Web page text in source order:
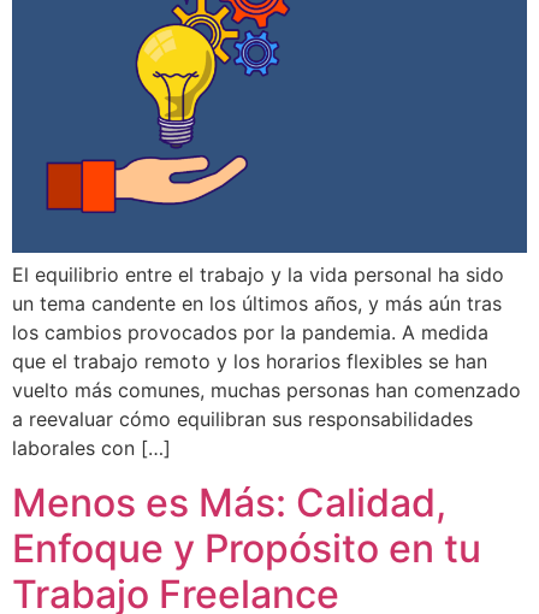
El equilibrio entre el trabajo y la vida personal ha sido
un tema candente en los últimos años, y más aún tras
los cambios provocados por la pandemia. A medida
que el trabajo remoto y los horarios flexibles se han
vuelto más comunes, muchas personas han comenzado
a reevaluar cómo equilibran sus responsabilidades
laborales con […]
Menos es Más: Calidad,
Enfoque y Propósito en tu
Trabajo Freelance